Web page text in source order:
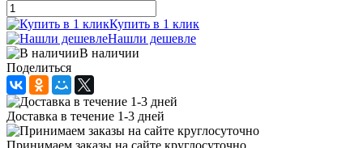
Купить в 1 клик
Нашли дешевле
В наличии
Поделиться
Доставка в течение 1-3 дней
Принимаем заказы на сайте круглосуточно